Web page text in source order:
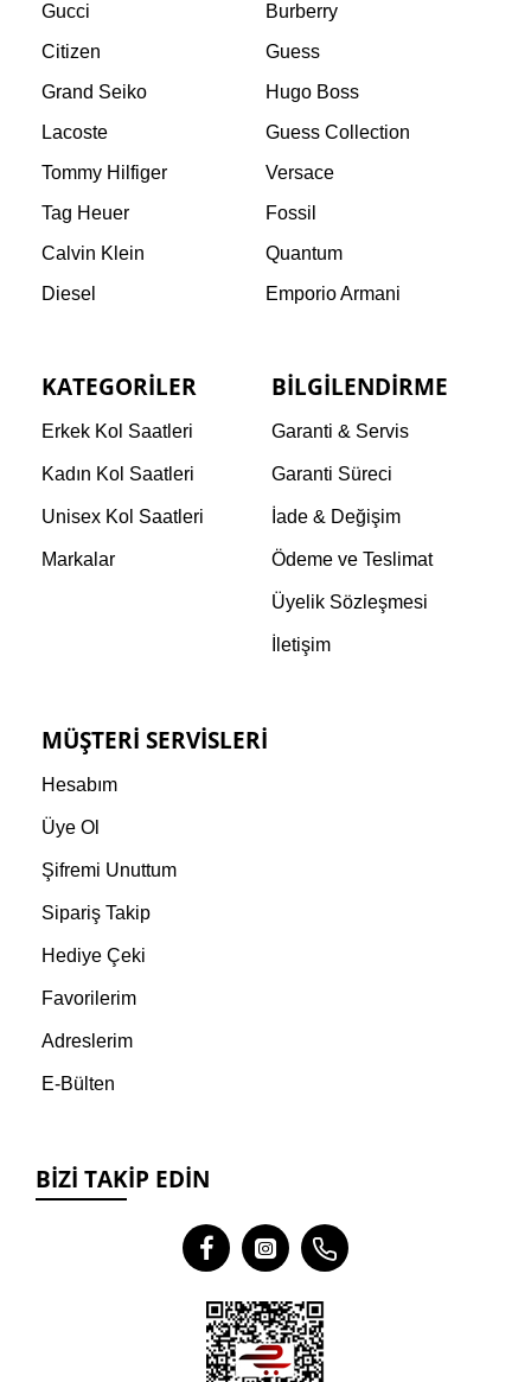
Gucci
Burberry
Citizen
Guess
Grand Seiko
Hugo Boss
Lacoste
Guess Collection
Tommy Hilfiger
Versace
Tag Heuer
Fossil
Calvin Klein
Quantum
Diesel
Emporio Armani
KATEGORILER
Erkek Kol Saatleri
Kadın Kol Saatleri
Unisex Kol Saatleri
Markalar
BILGILENDIRME
Garanti & Servis
Garanti Süreci
İade & Değişim
Ödeme ve Teslimat
Üyelik Sözleşmesi
İletişim
MÜŞTERI SERVISLERI
Hesabım
Üye Ol
Şifremi Unuttum
Sipariş Takip
Hediye Çeki
Favorilerim
Adreslerim
E-Bülten
BIZI TAKIP EDIN